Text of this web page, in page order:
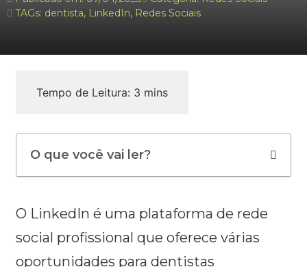
TAGs: dentista, LinkedIn, Redes Sociais
O que você vai ler?
O LinkedIn é uma plataforma de rede
social profissional que oferece várias
oportunidades para dentistas